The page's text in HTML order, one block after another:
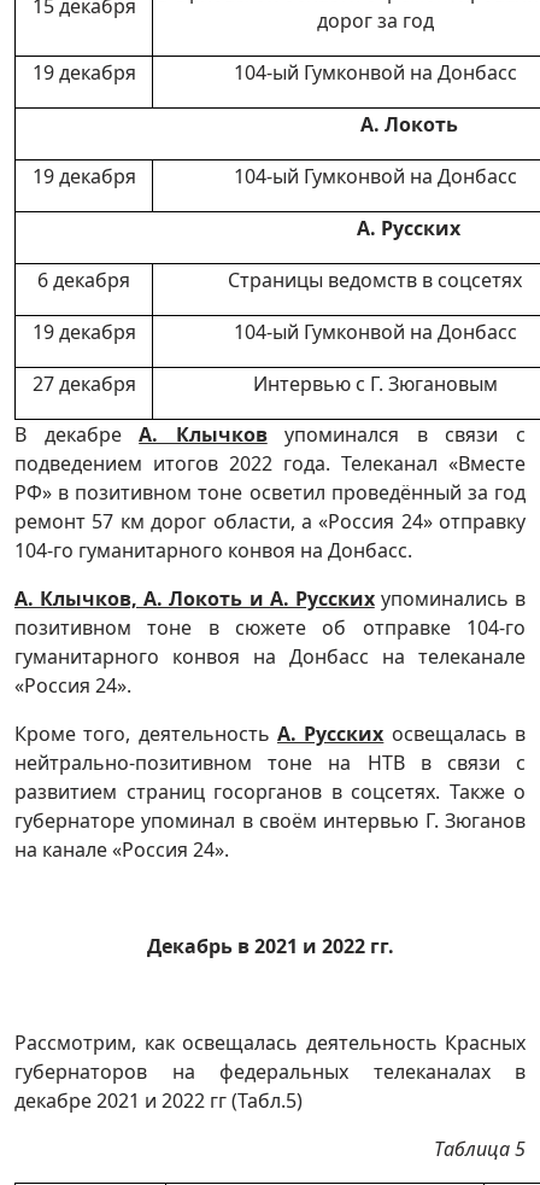
15 декабря
дорог за год
19 декабря
104-ый Гумконвой на Донбасс
А. Локоть
19 декабря
104-ый Гумконвой на Донбасс
А. Русских
6 декабря
Страницы ведомств в соцсетях
19 декабря
104-ый Гумконвой на Донбасс
27 декабря
Интервью с Г. Зюгановым
В декабреА. Клычковупоминался в связи с
подведением итогов 2022 года. Телеканал «Вместе
РФ» в позитивном тоне осветил проведённый за год
ремонт 57 км дорог области, а «Россия 24» отправку
104-го гуманитарного конвоя на Донбасс.
А. Клычков, А. Локоть и А. Русскихупоминались в
позитивном тоне в сюжете об отправке 104-го
гуманитарного конвоя на Донбасс на телеканале
«Россия 24».
Кроме того, деятельность А. Русских освещалась в
нейтрально-позитивном тоне на НТВ в связи с
развитием страниц госорганов в соцсетях. Также о
губернаторе упоминал в своём интервью Г. Зюганов
на канале «Россия 24».
Декабрь в 2021 и 2022 гг.
Рассмотрим, как освещалась деятельность Красных
губернаторов на федеральных телеканалах в
декабре 2021 и 2022 гг (Табл.5)
Таблица 5